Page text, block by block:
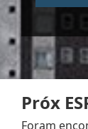
Próx
Foram